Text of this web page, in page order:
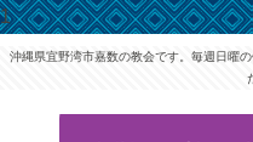
1
沖縄県宜野湾市嘉数の教会です。毎週日曜